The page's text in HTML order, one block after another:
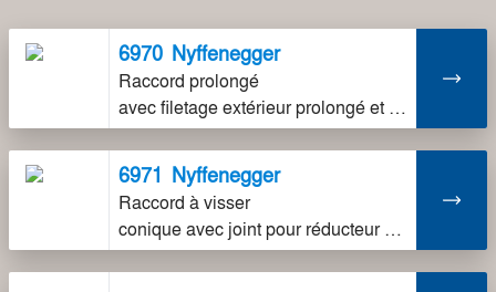
6970 Nyffenegger
Raccord prolongé
avec filetage extérieur prolongé et joint, en laiton
6971 Nyffenegger
Raccord à visser
conique avec joint pour réducteur de pression 6150/2070 et groue de sûreté et Simipur Speedy/Master.